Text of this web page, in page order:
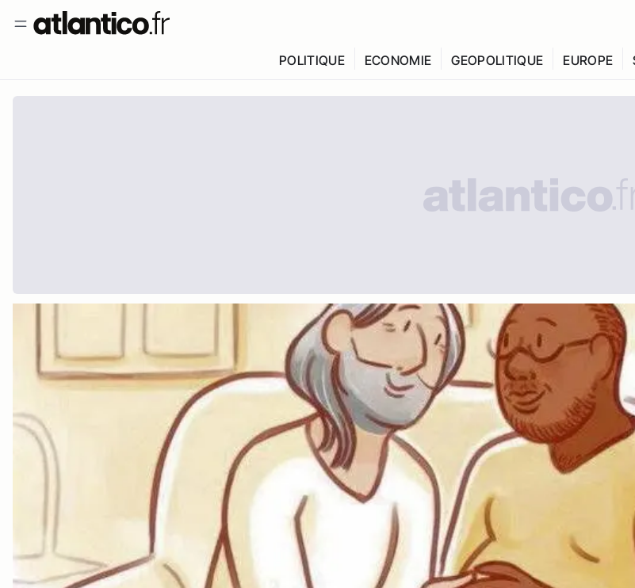
POLITIQUE ECONOMIE GEOPOLITIQUE EUROPE